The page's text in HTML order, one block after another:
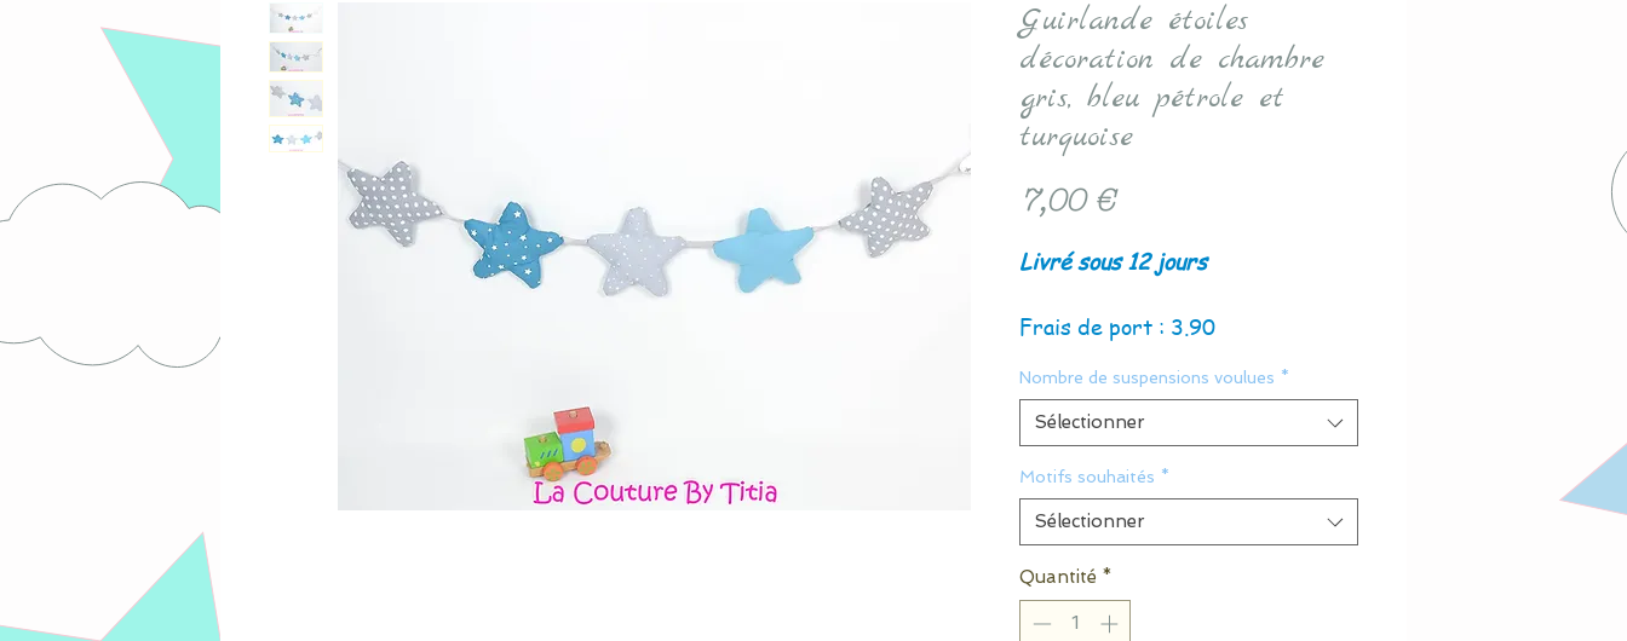
Guirlande étoiles
décoration de chambre
gris, bleu pétrole et
turquoise
7,00 €Prix
Livré sous 12 jours
Frais de port : 3.90
Nombre de suspensions voulues *
Sélectionner
Motifs souhaités *
Sélectionner
Quantité *